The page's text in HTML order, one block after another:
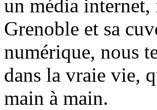
un média
Grenoble et sa
numérique, nous
dans la vraie vie,
main à main.